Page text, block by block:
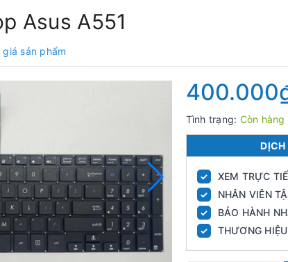
Asus A551
sản phẩm
Tình trạng: Còn hàng
DỊCH
✓ XEM TRỰC
✓ NHÂN VIÊN
✓ BẢO HÀNH
✓ THƯƠNG